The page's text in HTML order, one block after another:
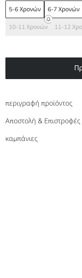
5-6 Χρονών 6-7 Χρονών
10-11 Χρονών 11-12
περιγραφή προϊόντος
Αποστολή & Επιστροφές
καμπάνιες